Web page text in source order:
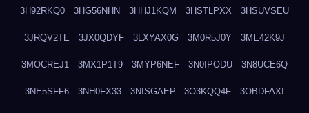
3H92RKQ0 3HG56NHN 3HHJ1KQM 3HSTLPXX 3HSUVSEU
3JRQV2TE 3JX0QDYF 3LXYAX0G 3M0R5J0Y 3ME42K9J
3MOCREJ1 3MX1P1T9 3MYP6NEF 3N0IPODU 3N8UCE6Q
3NE5SFF6 3NH0FX33 3NISGAEP 3O3KQQ4F 3OBDFAXI